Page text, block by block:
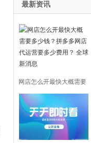
最新资讯
网店怎么开最快大概需要
多少钱？拼多多网店代运
营要多少费用？ 全球新消